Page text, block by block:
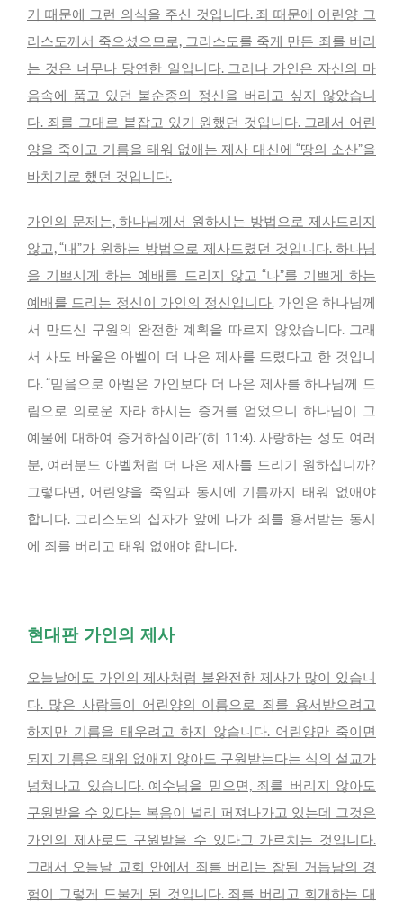
기 때문에 그런 의식을 주신 것입니다. 죄 때문에 어린양 그
리스도께서 죽으셨으므로, 그리스도를 죽게 만든 죄를 버리
는 것은 너무나 당연한 일입니다. 그러나 가인은 자신의 마
음속에 품고 있던 불순종의 정신을 버리고 싶지 않았습니
다. 죄를 그대로 붙잡고 있기 원했던 것입니다. 그래서 어린
양을 죽이고 기름을 태워 없애는 제사 대신에 “땅의 소산”을
바치기로 했던 것입니다.
가인의 문제는, 하나님께서 원하시는 방법으로 제사드리지
않고, “내”가 원하는 방법으로 제사드렸던 것입니다. 하나님
을 기쁘시게 하는 예배를 드리지 않고 “나”를 기쁘게 하는
예배를 드리는 정신이 가인의 정신입니다.가인은 하나님께
서 만드신 구원의 완전한 계획을 따르지 않았습니다. 그래
서 사도 바울은 아벨이 더 나은 제사를 드렸다고 한 것입니
다. “믿음으로 아벨은 가인보다 더 나은 제사를 하나님께 드
림으로 의로운 자라 하시는 증거를 얻었으니 하나님이 그
예물에 대하여 증거하심이라”(히 11:4). 사랑하는 성도 여러
분, 여러분도 아벨처럼 더 나은 제사를 드리기 원하십니까?
그렇다면, 어린양을 죽임과 동시에 기름까지 태워 없애야
합니다. 그리스도의 십자가 앞에 나가 죄를 용서받는 동시
에 죄를 버리고 태워 없애야 합니다.
현대판 가인의 제사
오늘날에도 가인의 제사처럼 불완전한 제사가 많이 있습니
다. 많은 사람들이 어린양의 이름으로 죄를 용서받으려고
하지만 기름을 태우려고 하지 않습니다. 어린양만 죽이면
되지 기름은 태워 없애지 않아도 구원받는다는 식의 설교가
넘쳐나고 있습니다. 예수님을 믿으면, 죄를 버리지 않아도
구원받을 수 있다는 복음이 널리 퍼져나가고 있는데 그것은
가인의 제사로도 구원받을 수 있다고 가르치는 것입니다.
그래서 오늘날 교회 안에서 죄를 버리는 참된 거듭남의 경
험이 그렇게 드물게 된 것입니다. 죄를 버리고 회개하는 대